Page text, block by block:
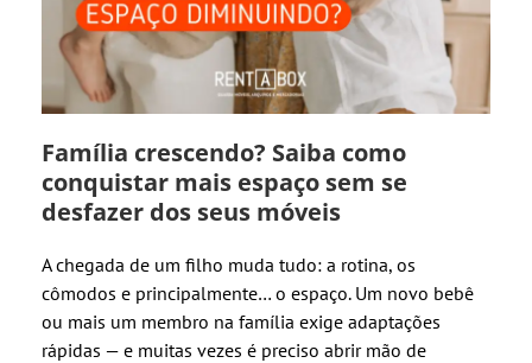
Família crescendo? Saiba como
conquistar mais espaço sem se
desfazer dos seus móveis
A chegada de um filho muda tudo: a rotina, os
cômodos e principalmente… o espaço. Um novo bebê
ou mais um membro na família exige adaptações
rápidas — e muitas vezes é preciso abrir mão de